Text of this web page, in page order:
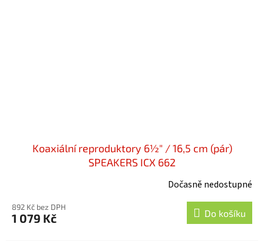
Koaxiální reproduktory 6½" / 16,5 cm (pár)
SPEAKERS ICX 662
Dočasně nedostupné
892 Kč bez DPH
1 079 Kč Do košíku